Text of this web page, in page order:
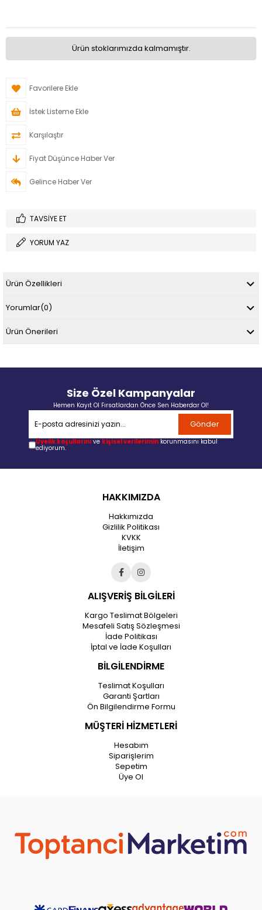
Ürün stoklarımızda kalmamıştır.
Favorilere Ekle
İstek Listeme Ekle
Karşılaştır
Fiyat Düşünce Haber Ver
Gelince Haber Ver
TAVSIYE ET
YORUM YAZ
Ürün Özellikleri
Yorumlar(0)
Ürün Önerileri
Size Özel Kampanyalar
Hemen Kayıt Ol Fırsatlardan Önce Sen Haberdar Ol!
Gönder
Üyelik koşullarını ve kişisel verilerimin korunmasını kabul
ediyorum.
HAKKIMIZDA
Hakkımızda
Gizlilik Politikası
KVKK
İletişim
ALIŞVERİŞ BİLGİLERİ
Kargo Teslimat Bölgeleri
Mesafeli Satış Sözleşmesi
İade Politikası
İptal ve İade Koşulları
BİLGİLENDİRME
Teslimat Koşulları
Garanti Şartları
Ön Bilgilendirme Formu
MÜŞTERİ HİZMETLERİ
Hesabım
Siparişlerim
Sepetim
Üye Ol